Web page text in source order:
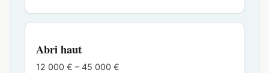
Abri haut
12 000 € – 45 000 €